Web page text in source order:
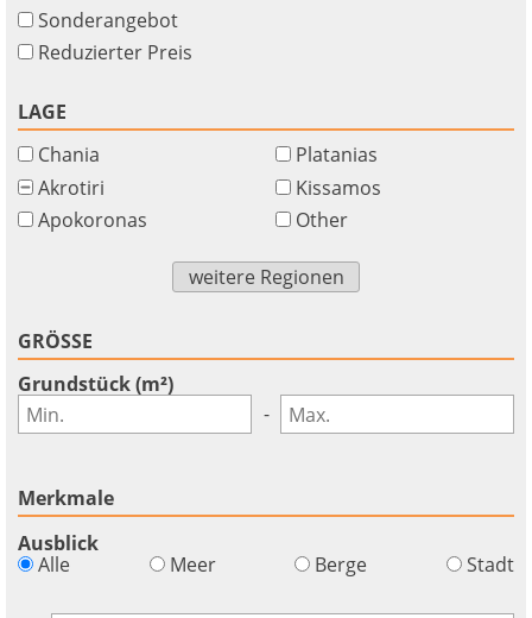
Sonderangebot
Reduzierter Preis
LAGE
Chania
Akrotiri
Apokoronas
Platanias
Kissamos
Other
weitere Regionen
GRÖSSE
Grundstück (m²)
-
Merkmale
Ausblick
Alle
Meer Berge Stadt
Währung
Einheiten